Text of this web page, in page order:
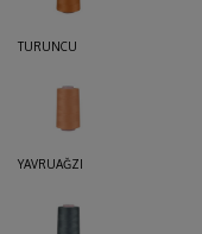
TURUNCU
YAVRUAĞZI